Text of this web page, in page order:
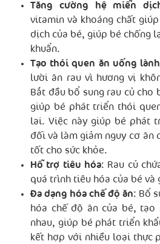
Tăng cường hệ miễn
vitamin và khoáng chất
dịch của bé, giúp bé chống
khuẩn.
Tạo thói quen ăn uống
lười ăn rau vì hương vị
Bắt đầu bổ sung rau củ cho
giúp bé phát triển thói
lai. Việc này giúp bé phát
đối và làm giảm nguy cơ ăn
tốt cho sức khỏe.
Hỗ trợ tiêu hóa: Rau củ
quá trình tiêu hóa của bé và
Đa dạng hóa chế độ ăn: Bổ
hóa chế độ ăn của bé, tạo
nhau, giúp bé phát triển
kết hợp với nhiều loại thực